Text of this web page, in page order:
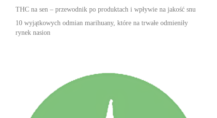
THC na sen – przewodnik po produktach i wpływie na jakość snu
10 wyjątkowych odmian marihuany, które na trwałe odmieniły
rynek nasion